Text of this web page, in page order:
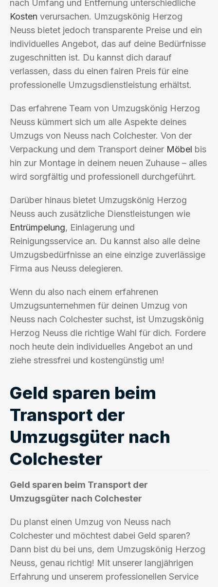
nach Umfang und Entfernung unterschiedliche
Kosten verursachen. Umzugskönig Herzog
Neuss bietet jedoch transparente Preise und ein
individuelles Angebot, das auf deine Bedürfnisse
zugeschnitten ist. Du kannst dich darauf
verlassen, dass du einen fairen Preis für eine
professionelle Umzugsdienstleistung erhältst.
Das erfahrene Team von Umzugskönig Herzog
Neuss kümmert sich um alle Aspekte deines
Umzugs von Neuss nach Colchester. Von der
Verpackung und dem Transport deiner Möbel bis
hin zur Montage in deinem neuen Zuhause – alles
wird sorgfältig und professionell durchgeführt.
Darüber hinaus bietet Umzugskönig Herzog
Neuss auch zusätzliche Dienstleistungen wie
Entrümpelung, Einlagerung und
Reinigungsservice an. Du kannst also alle deine
Umzugsbedürfnisse an eine einzige zuverlässige
Firma aus Neuss delegieren.
Wenn du also nach einem erfahrenen
Umzugsunternehmen für deinen Umzug von
Neuss nach Colchester suchst, ist Umzugskönig
Herzog Neuss die richtige Wahl für dich. Fordere
noch heute dein individuelles Angebot an und
ziehe stressfrei und kostengünstig um!
Geld sparen beim
Transport der
Umzugsgüter nach
Colchester
Geld sparen beim Transport der
Umzugsgüter nach Colchester
Du planst einen Umzug von Neuss nach
Colchester und möchtest dabei Geld sparen?
Dann bist du bei uns, dem Umzugskönig Herzog
Neuss, genau richtig! Mit unserer langjährigen
Erfahrung und unserem professionellen Service